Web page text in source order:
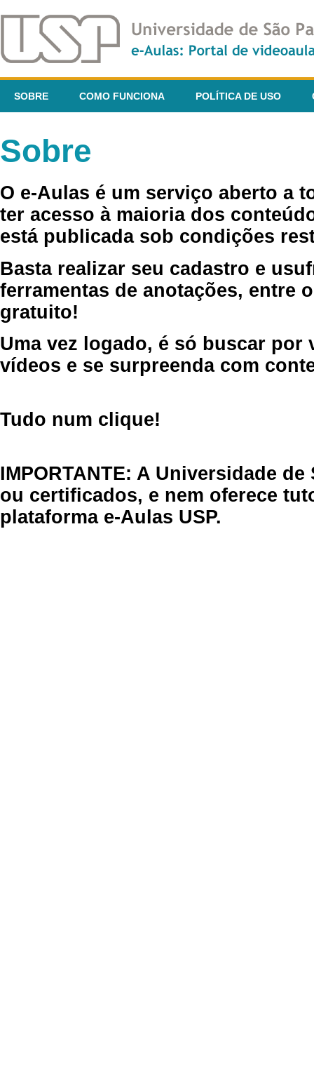
SOBRE COMO FUNCIONA POLÍTICA DE USO
Sobre
O e-Aulas é um serviço aberto a
ter acesso à maioria dos
está publicada sob condições
Basta realizar seu cadastro e
ferramentas de anotações, entre
gratuito!
Uma vez logado, é só buscar por
vídeos e se surpreenda com
Tudo num clique!
IMPORTANTE: A Universidade
ou certificados, e nem oferece
plataforma e-Aulas USP.